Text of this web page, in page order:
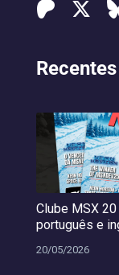
Recentes
Clube MSX
português e
20/05/2026